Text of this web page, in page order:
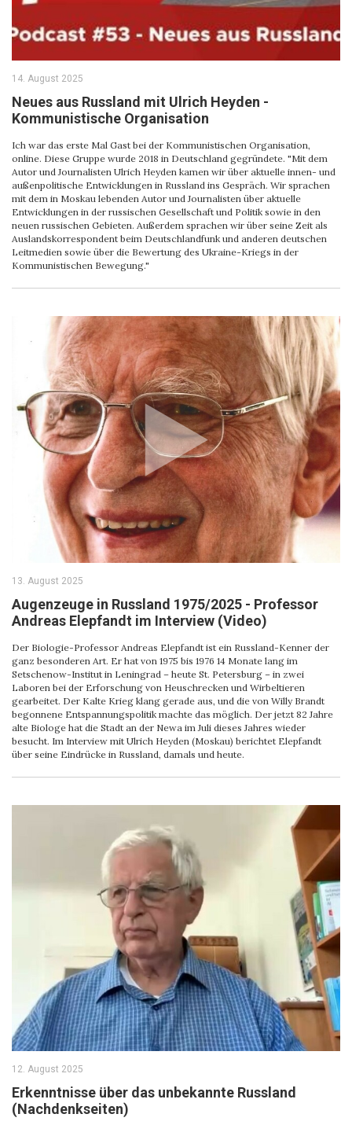
14. August 2025
Neues aus Russland mit Ulrich Heyden -
Kommunistische Organisation
Ich war das erste Mal Gast bei der Kommunistischen Organisation,
online. Diese Gruppe wurde 2018 in Deutschland gegründete. "Mit dem
Autor und Journalisten Ulrich Heyden kamen wir über aktuelle innen- und
außenpolitische Entwicklungen in Russland ins Gespräch. Wir sprachen
mit dem in Moskau lebenden Autor und Journalisten über aktuelle
Entwicklungen in der russischen Gesellschaft und Politik sowie in den
neuen russischen Gebieten. Außerdem sprachen wir über seine Zeit als
Auslandskorrespondent beim Deutschlandfunk und anderen deutschen
Leitmedien sowie über die Bewertung des Ukraine-Kriegs in der
Kommunistischen Bewegung."
13. August 2025
Augenzeuge in Russland 1975/2025 - Professor
Andreas Elepfandt im Interview (Video)
Der Biologie-Professor Andreas Elepfandt ist ein Russland-Kenner der
ganz besonderen Art. Er hat von 1975 bis 1976 14 Monate lang im
Setschenow-Institut in Leningrad – heute St. Petersburg – in zwei
Laboren bei der Erforschung von Heuschrecken und Wirbeltieren
gearbeitet. Der Kalte Krieg klang gerade aus, und die von Willy Brandt
begonnene Entspannungspolitik machte das möglich. Der jetzt 82 Jahre
alte Biologe hat die Stadt an der Newa im Juli dieses Jahres wieder
besucht. Im Interview mit Ulrich Heyden (Moskau) berichtet Elepfandt
über seine Eindrücke in Russland, damals und heute.
12. August 2025
Erkenntnisse über das unbekannte Russland
(Nachdenkseiten)